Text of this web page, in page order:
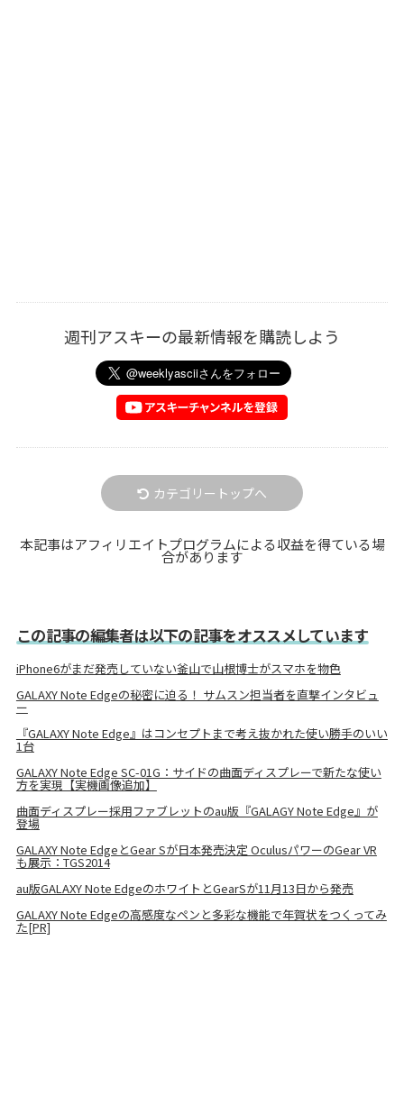
週刊アスキーの最新情報を購読しよう
カテゴリートップへ
本記事はアフィリエイトプログラムによる収益を得ている場
合があります
この記事の編集者は以下の記事をオススメしています
iPhone6がまだ発売していない釜山で山根博士がスマホを物色
GALAXY Note Edgeの秘密に迫る！ サムスン担当者を直撃インタビュ
ー
『GALAXY Note Edge』はコンセプトまで考え抜かれた使い勝手のいい
1台
GALAXY Note Edge SC-01G：サイドの曲面ディスプレーで新たな使い
方を実現【実機画像追加】
曲面ディスプレー採用ファブレットのau版『GALAGY Note Edge』が
登場
GALAXY Note EdgeとGear Sが日本発売決定 OculusパワーのGear VR
も展示：TGS2014
au版GALAXY Note EdgeのホワイトとGearSが11月13日から発売
GALAXY Note Edgeの高感度なペンと多彩な機能で年賀状をつくってみ
た[PR]